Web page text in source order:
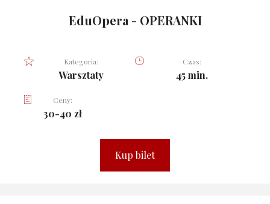
EduOpera - OPERANKI
Kategoria:
Warsztaty
Czas:
45 min.
Ceny:
30-40 zł
Kup bilet